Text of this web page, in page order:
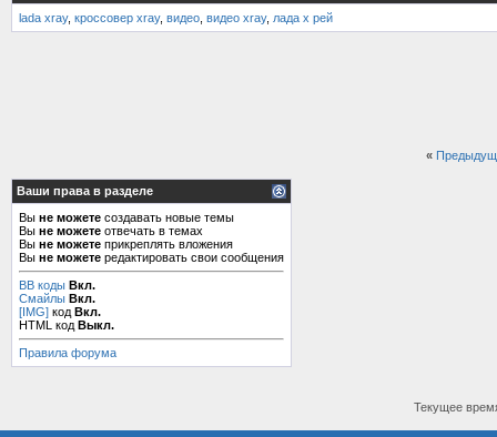
lada xray, кроссовер xray, видео видео xray, лада х рей
«
Ваши права в разделе
Вы не можете создавать новые темы
Вы не можете отвечать в темах
Вы не можете прикреплять вложения
Вы не можете редактировать свои сообщения
BB коды Вкл.
Смайлы Вкл.
[IMG] код Вкл.
HTML код Выкл.
Правила форума
Текущее